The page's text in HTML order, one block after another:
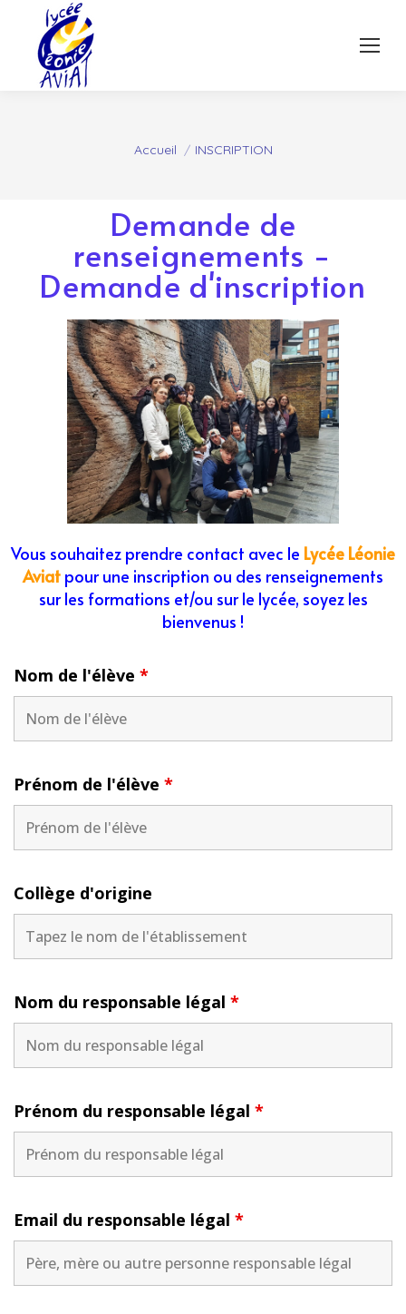
Vous êtes ici :
Accueil INSCRIPTION
Demande de
renseignements -
Demande d'inscription
Vous souhaitez prendre contact avec le Lycée Léonie
Aviat pour une inscription ou des renseignements
sur les formations et/ou sur le lycée, soyez les
bienvenus !
Nom de l'élève *
Prénom de l'élève *
Collège d'origine
Nom du responsable légal *
Prénom du responsable légal *
Email du responsable légal *